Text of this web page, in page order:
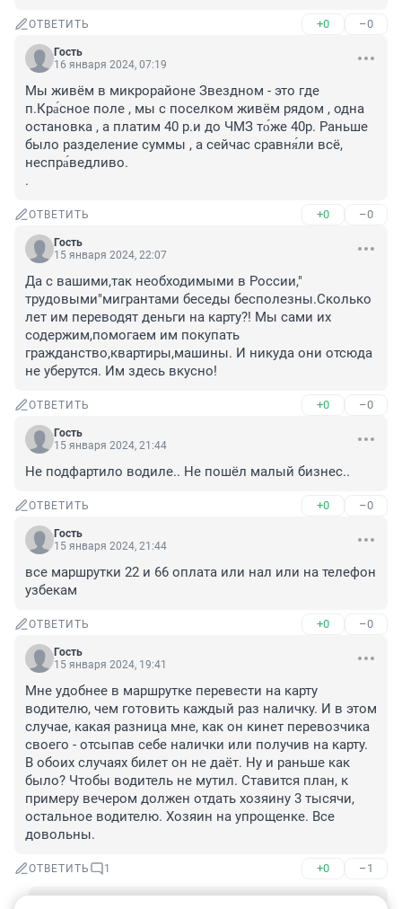
ОТВЕТИТЬ +0 –0
Гость
16 января 2024, 07:19
Мы живём в микрорайоне Звездном - это где
п.Кра́сное поле , мы с поселком живём рядом , одна
остановка , а платим 40 р.и до ЧМЗ то́же 40р. Раньше
было разделение суммы , а сейчас сравня́ли всё,
неспра́ведливо.
.
ОТВЕТИТЬ +0 –0
Гость
15 января 2024, 22:07
Да с вашими,так необходимыми в России,"
трудовыми"мигрантами беседы бесполезны.Сколько
лет им переводят деньги на карту?! Мы сами их
содержим,помогаем им покупать
гражданство,квартиры,машины. И никуда они отсюда
не уберутся. Им здесь вкусно!
ОТВЕТИТЬ +0 –0
Гость
15 января 2024, 21:44
Не подфартило водиле.. Не пошёл малый бизнес..
ОТВЕТИТЬ +0 –0
Гость
15 января 2024, 21:44
все маршрутки 22 и 66 оплата или нал или на телефон
узбекам
ОТВЕТИТЬ +0 –0
Гость
15 января 2024, 19:41
Мне удобнее в маршрутке перевести на карту
водителю, чем готовить каждый раз наличку. И в этом
случае, какая разница мне, как он кинет перевозчика
своего - отсыпав себе налички или получив на карту.
В обоих случаях билет он не даёт. Ну и раньше как
было? Чтобы водитель не мутил. Ставится план, к
примеру вечером должен отдать хозяину 3 тысячи,
остальное водителю. Хозяин на упрощенке. Все
довольны.
ОТВЕТИТЬ 1 +0 –1